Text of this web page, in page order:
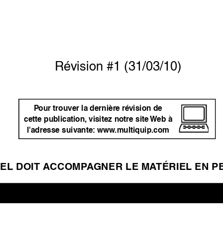
DOIT ACCOMPAGNER LE MATÉRIEL EN
Pour trouver la dernière révision de
cette publication, visitez notre site Web à
l'adresse suivante: www.multiquip.com
Révision #1 (31/03/10)